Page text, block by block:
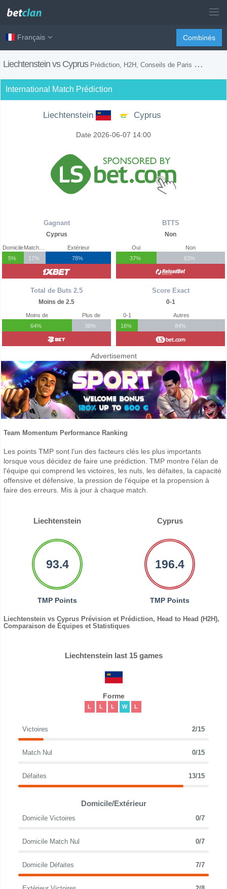
Français Combinés
Liechtenstein vs Cyprus Prédiction, H2H, Conseils de Paris et Prévision du Match
International Match Prédiction
Liechtenstein Cyprus
Date 2026-06-07 14:00
Gagnant
Cyprus
Domicile
5%
17%
Extérieur
78%
Total de Buts 2.5
Moins de 2.5
Moins de
64%
Plus de
36%
BTTS
Non
Oui
37%
Non
63%
Score Exact
0-1
0-1
16%
Autres
84%
Advertisement
Team Momentum Performance Ranking
Les points TMP sont l'un des facteurs clés les plus importants
lorsque vous décidez de faire une prédiction. TMP montre l'élan de
l'équipe qui comprend les victoires, les nuls, les défaites, la capacité
offensive et défensive, la pression de l'équipe et la propension à
faire des erreurs. Mis à jour à chaque match.
Liechtenstein Cyprus
93.4
TMP Points
196.4
TMP Points
Liechtenstein vs Cyprus Prévision et Prédiction, Head to Head (H2H),
Comparaison de Équipes et Statistiques
Liechtenstein last 15 games
Forme
L L L W L
Victoires 2/15
Match Nul 0/15
Défaites 13/15
Domicile/Extérieur
Domicile Victoires 0/7
Domicile Match Nul 0/7
Domicile Défaites 7/7